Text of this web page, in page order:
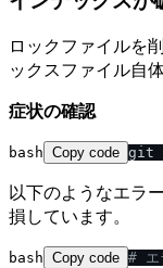
ロックファイルを
ックスファイル自
症状の確認
bash Copy code
以下のようなエラ
損しています。
bash Copy code # エ